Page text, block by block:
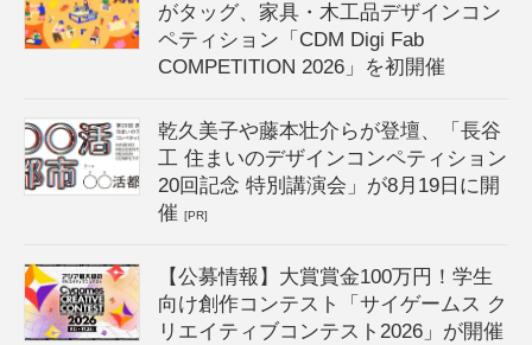
がタッグ、家具・木工品デザインコン
ペティション「CDM Digi Fab
COMPETITION 2026」を初開催
乾久美子や藤本壮介らが登壇、「長谷
工 住まいのデザインコンペティション
20回記念 特別講演会」が8月19日に開
催[PR]
【公募情報】大賞賞金100万円！学生
向け創作コンテスト「サイゲームス ク
リエイティブコンテスト2026」が開催